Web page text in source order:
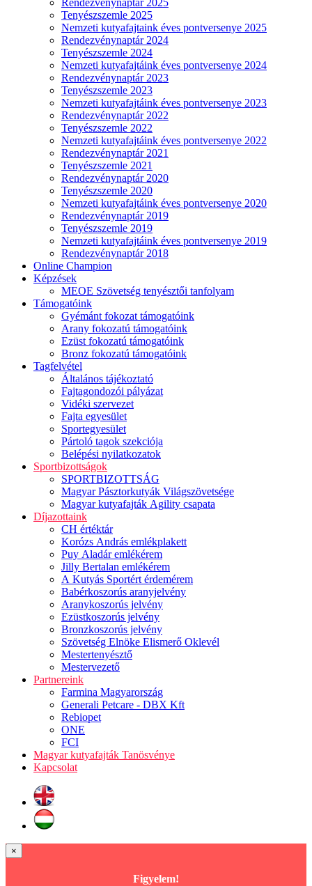
Rendezvénynaptár 2025
Tenyészszemle 2025
Nemzeti kutyafajtaink éves pontversenye 2025
Rendezvénynaptár 2024
Tenyészszemle 2024
Nemzeti kutyafajtáink éves pontversenye 2024
Rendezvénynaptár 2023
Tenyészszemle 2023
Nemzeti kutyafajtáink éves pontversenye 2023
Rendezvénynaptár 2022
Tenyészszemle 2022
Nemzeti kutyafajtáink éves pontversenye 2022
Rendezvénynaptár 2021
Tenyészszemle 2021
Rendezvénynaptár 2020
Tenyészszemle 2020
Nemzeti kutyafajtáink éves pontversenye 2020
Rendezvénynaptár 2019
Tenyészszemle 2019
Nemzeti kutyafajtáink éves pontversenye 2019
Rendezvénynaptár 2018
Online Champion
Képzések
MEOE Szövetség tenyésztői tanfolyam
Támogatóink
Gyémánt fokozat támogatóink
Arany fokozatú támogatóink
Ezüst fokozatú támogatóink
Bronz fokozatú támogatóink
Tagfelvétel
Általános tájékoztató
Fajtagondozói pályázat
Vidéki szervezet
Fajta egyesület
Sportegyesület
Pártoló tagok szekciója
Belépési nyilatkozatok
Sportbizottságok
SPORTBIZOTTSÁG
Magyar Pásztorkutyák Világszövetsége
Magyar kutyafajták Agility csapata
Díjazottaink
CH értéktár
Korózs András emlékplakett
Puy Aladár emlékérem
Jilly Bertalan emlékérem
A Kutyás Sportért érdemérem
Babérkoszorús aranyjelvény
Aranykoszorús jelvény
Ezüstkoszorús jelvény
Bronzkoszorús jelvény
Szövetség Elnöke Elismerő Oklevél
Mestertenyésztő
Mestervezető
Partnereink
Farmina Magyarország
Generali Petcare - DBX Kft
Rebiopet
ONE
FCI
Magyar kutyafajták Tanösvénye
Kapcsolat
×
Figyelem!